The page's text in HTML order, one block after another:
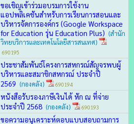
ขอเชิญเข้าร่วมอบรมการใช้งาน
แอปพลิเคชันสำหรับการเรียนการสอนและ
บริหารจัดการองค์กร (Google Workspace
for Education รุ่น Education Plus) (สำนัก
วิทยบริการและเทคโนโลยีสารสนเทศ)
690195
ประชาสัมพันธ์โครงการสหกรณ์สัญจรพบผู้
บริหารและสมาชิกสหกรณ์ ประจำปี
2569 (กองคลัง) 690194
หนังสือรับรองภาษีเงินได้ หัก ณ ที่จ่าย
ประจำปี 2568 (กองคลัง) 690193
ขอความอนุเคราะห์ตอบแบบสอบถามการ